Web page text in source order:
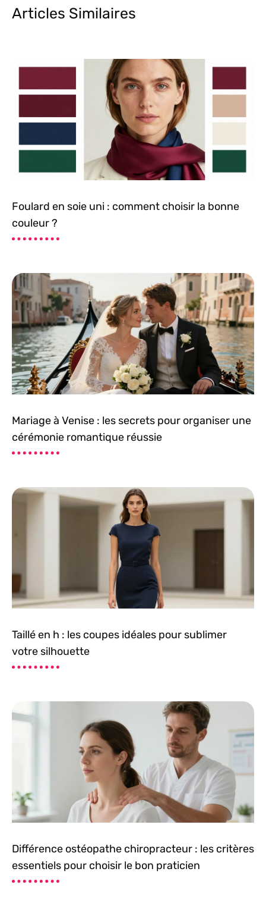
Articles Similaires
Foulard en soie uni : comment choisir la bonne
couleur ?
Mariage à Venise : les secrets pour organiser une
cérémonie romantique réussie
Taillé en h : les coupes idéales pour sublimer
votre silhouette
Différence ostéopathe chiropracteur : les critères
essentiels pour choisir le bon praticien